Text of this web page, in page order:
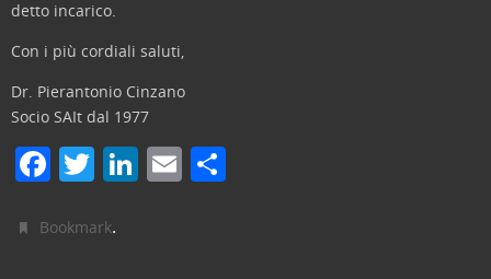
detto incarico.
Con i più cordiali saluti,
Dr. Pierantonio Cinzano
Socio SAIt dal 1977
F
c
T
itt
Li E
Bookmark.